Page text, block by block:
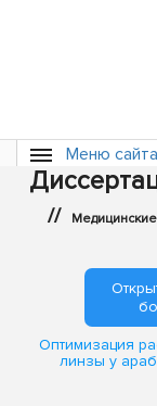
Меню сайта
//
Оптимизация
линзы у